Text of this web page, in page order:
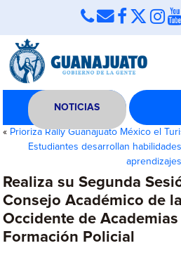
NOTICIAS
« Prioriza Rally Guanajuato México el
Estudiantes desarrollan
aprendizajes
Realiza su Segunda
Consejo Académico de
Occidente de
Formación Policial